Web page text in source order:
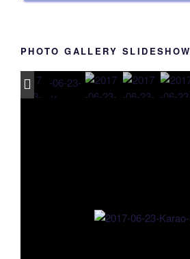
PHOTO GALLERY SLIDESHOW